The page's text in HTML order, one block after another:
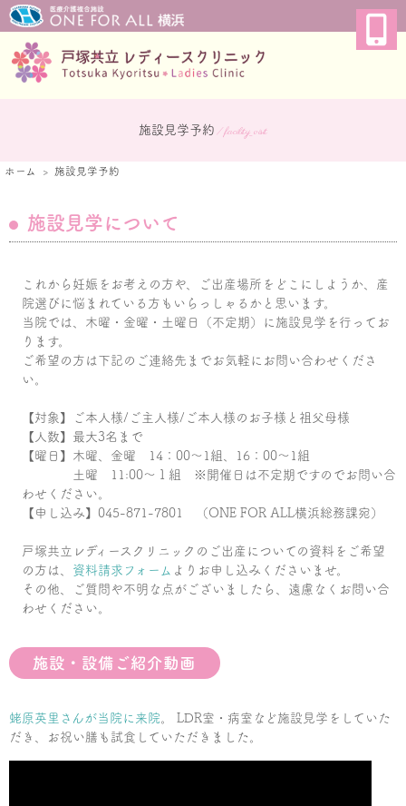
施設見学予約 / facility_visit
ホーム 施設見学予約
施設見学について
これから妊娠をお考えの方や、ご出産場所をどこにしようか、産
院選びに悩まれている方もいらっしゃるかと思います。
当院では、木曜・金曜・土曜日（不定期）に施設見学を行ってお
ります。
ご希望の方は下記のご連絡先までお気軽にお問い合わせくださ
い。
【対象】ご本人様/ご主人様/ご本人様のお子様と祖父母様
【人数】最大3名まで
【曜日】木曜、金曜 14：00～1組、16：00～1組
土曜 11:00～１組 ※開催日は不定期ですのでお問い合
わせください。
【申し込み】045-871-7801 （ONE FOR ALL横浜総務課宛）
戸塚共立レディースクリニックのご出産についての資料をご希望
の方は、 資料請求フォーム よりお申し込みくださいませ。
その他、ご質問や不明な点がございましたら、遠慮なくお問い合
わせください。
施設・設備ご紹介動画
蛯原英里さんが当院に来院 。 LDR室・病室など施設見学をしていた
だき、お祝い膳も試食していただきました。